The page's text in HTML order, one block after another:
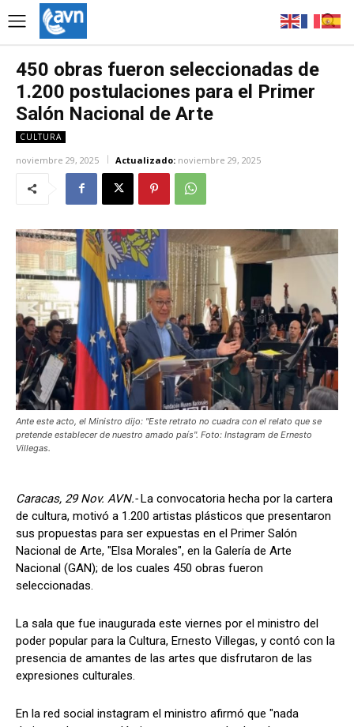
450 obras fueron seleccionadas de
1.200 postulaciones para el Primer
Salón Nacional de Arte
CULTURA
noviembre 29, 2025 Actualizado: noviembre 29, 2025
Ante este acto, el Ministro dijo: "Este retrato no cuadra con el relato que se
pretende establecer de nuestro amado país". Foto: Instagram de Ernesto
Villegas.
Caracas, 29 Nov. AVN.-La convocatoria hecha por la cartera
de cultura, motivó a 1.200 artistas plásticos que presentaron
sus propuestas para ser expuestas en el Primer Salón
Nacional de Arte, "Elsa Morales", en la Galería de Arte
Nacional (GAN); de los cuales 450 obras fueron
seleccionadas.
La sala que fue inaugurada este viernes por el ministro del
poder popular para la Cultura, Ernesto Villegas, y contó con la
presencia de amantes de las artes que disfrutaron de las
expresiones culturales.
En la red social instagram el ministro afirmó que "nada